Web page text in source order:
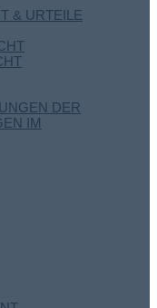
& URTEILE
DER
IM